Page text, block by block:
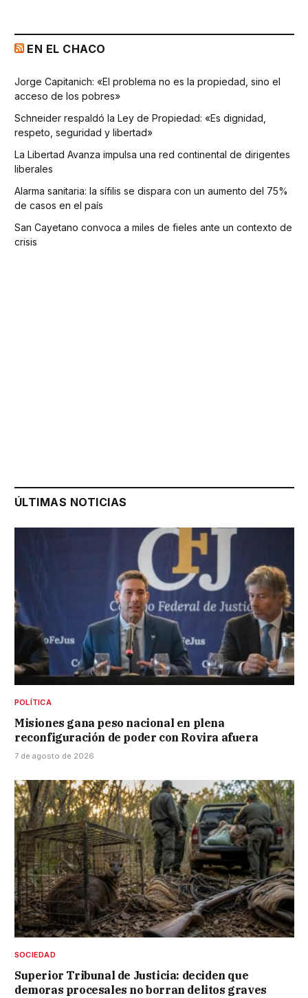
EN EL CHACO
Jorge Capitanich: «El problema no es la propiedad, sino el
acceso de los pobres»
Schneider respaldó la Ley de Propiedad: «Es dignidad,
respeto, seguridad y libertad»
La Libertad Avanza impulsa una red continental de dirigentes
liberales
Alarma sanitaria: la sífilis se dispara con un aumento del 75%
de casos en el país
San Cayetano convoca a miles de fieles ante un contexto de
crisis
ÚLTIMAS NOTICIAS
POLÍTICA
Misiones gana peso nacional en plena
reconfiguración de poder con Rovira afuera
7 de agosto de 2026
SOCIEDAD
Superior Tribunal de Justicia: deciden que
demoras procesales no borran delitos graves